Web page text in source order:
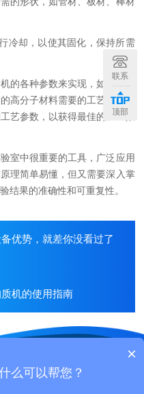
却，以使其固化，保持所需
各种参数来实现，如温度、
高分子材料需要的工艺参数也
艺参数，以获得最佳的加工效
中很重要的工具，广泛应用
理简单易懂，但又需要深入掌
结果的准确性和可重复性。
优势，就差你没看过了
机的使用指南
有限公司 All Rights
联系
顶部
×
么可以帮您？